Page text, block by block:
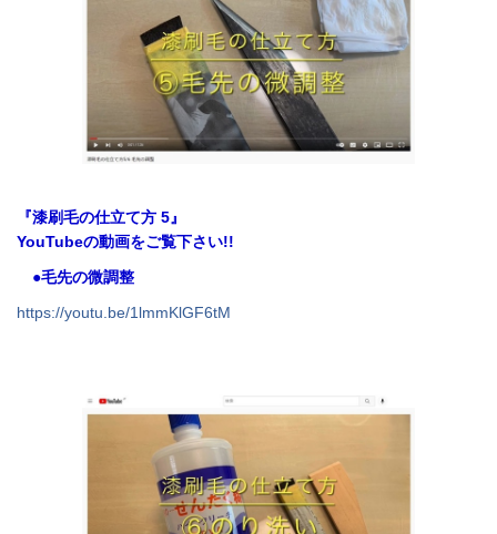
『漆刷毛の仕立て方 5』
YouTubeの動画をご覧下さい!!
●毛先の微調整
https://youtu.be/1lmmKlGF6tM